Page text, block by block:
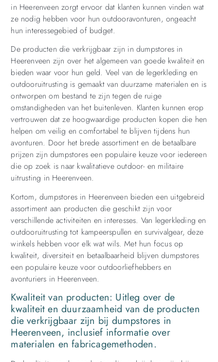
in Heerenveen zorgt ervoor dat klanten kunnen vinden wat
ze nodig hebben voor hun outdooravonturen, ongeacht
hun interessegebied of budget.
De producten die verkrijgbaar zijn in dumpstores in
Heerenveen zijn over het algemeen van goede kwaliteit en
bieden waar voor hun geld. Veel van de legerkleding en
outdooruitrusting is gemaakt van duurzame materialen en is
ontworpen om bestand te zijn tegen de ruige
omstandigheden van het buitenleven. Klanten kunnen erop
vertrouwen dat ze hoogwaardige producten kopen die hen
helpen om veilig en comfortabel te blijven tijdens hun
avonturen. Door het brede assortiment en de betaalbare
prijzen zijn dumpstores een populaire keuze voor iedereen
die op zoek is naar kwalitatieve outdoor- en militaire
uitrusting in Heerenveen.
Kortom, dumpstores in Heerenveen bieden een uitgebreid
assortiment aan producten die geschikt zijn voor
verschillende activiteiten en interesses. Van legerkleding en
outdooruitrusting tot kampeerspullen en survivalgear, deze
winkels hebben voor elk wat wils. Met hun focus op
kwaliteit, diversiteit en betaalbaarheid blijven dumpstores
een populaire keuze voor outdoorliefhebbers en
avonturiers in Heerenveen.
Kwaliteit van producten: Uitleg over de
kwaliteit en duurzaamheid van de producten
die verkrijgbaar zijn bij dumpstores in
Heerenveen, inclusief informatie over
materialen en fabricagemethoden.